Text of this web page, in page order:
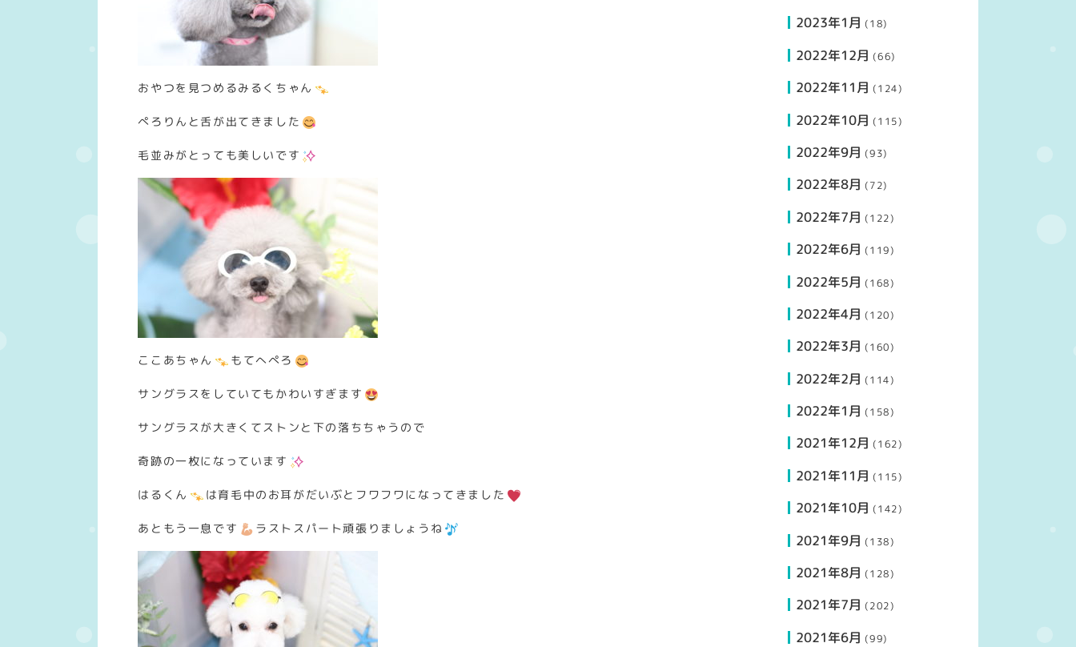
おやつを見つめるみるくちゃん
ぺろりんと舌が出てきました
毛並みがとっても美しいです
ここあちゃん もてへぺろ
サングラスをしていてもかわいすぎます
サングラスが大きくてストンと下の落ちちゃうので
奇跡の一枚になっています
はるくん は育毛中のお耳がだいぶとフワフワになってきました
あともう一息です ラストスパート頑張りましょうね
2023年1月 (18)
2022年12月 (66)
2022年11月 (124)
2022年10月 (115)
2022年9月 (93)
2022年8月 (72)
2022年7月 (122)
2022年6月 (119)
2022年5月 (168)
2022年4月 (120)
2022年3月 (160)
2022年2月 (114)
2022年1月 (158)
2021年12月 (162)
2021年11月 (115)
2021年10月 (142)
2021年9月 (138)
2021年8月 (128)
2021年7月 (202)
2021年6月 (99)